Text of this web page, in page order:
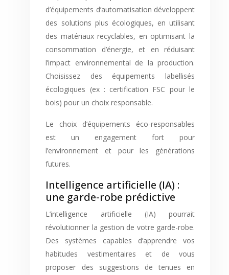
d’équipements d’automatisation développent
des solutions plus écologiques, en utilisant
des matériaux recyclables, en optimisant la
consommation d’énergie, et en réduisant
l’impact environnemental de la production.
Choisissez des équipements labellisés
écologiques (ex : certification FSC pour le
bois) pour un choix responsable.
Le choix d’équipements éco-responsables
est un engagement fort pour
l’environnement et pour les générations
futures.
Intelligence artificielle (IA) :
une garde-robe prédictive
L’intelligence artificielle (IA) pourrait
révolutionner la gestion de votre garde-robe.
Des systèmes capables d’apprendre vos
habitudes vestimentaires et de vous
proposer des suggestions de tenues en